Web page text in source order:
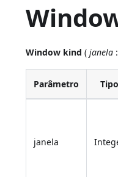
Window kind (janela
Parâmetro Tipo
janela